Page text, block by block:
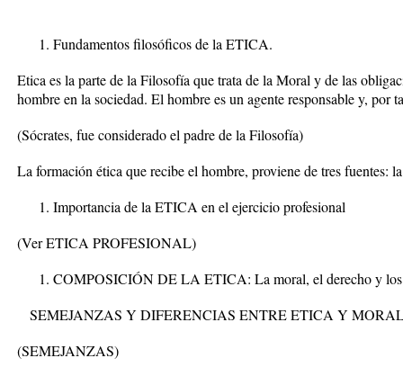
Fundamentos filosóficos de la ETICA.
Etica es la parte de la Filosofía que trata de la Moral y de las
hombre en la sociedad. El hombre es un agente responsable y, por
(Sócrates, fue considerado el padre de la Filosofía)
La formación ética que recibe el hombre, proviene de tres fuentes:
Importancia de la ETICA en el ejercicio profesional
(Ver ETICA PROFESIONAL)
COMPOSICIÓN DE LA ETICA: La moral, el derecho y los
SEMEJANZAS Y DIFERENCIAS ENTRE ETICA Y
(SEMEJANZAS)